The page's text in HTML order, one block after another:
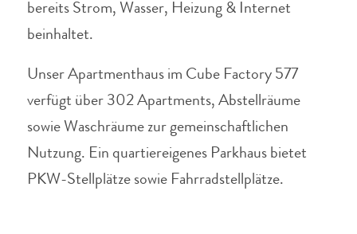
bereits Strom, Wasser, Heizung & Internet
beinhaltet.
Unser Apartmenthaus im Cube Factory 577
verfügt über 302 Apartments, Abstellräume
sowie Waschräume zur gemeinschaftlichen
Nutzung. Ein quartiereigenes Parkhaus bietet
PKW-Stellplätze sowie Fahrradstellplätze.